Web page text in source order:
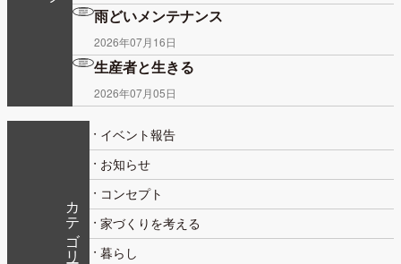
雨どいメンテナンス
2026年07月16日
生産者と生きる
2026年07月05日
カテゴリー
イベント報告
お知らせ
コンセプト
家づくりを考える
暮らし